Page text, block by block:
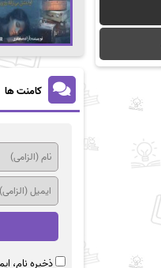
کامنت ها
ذخیره نام،